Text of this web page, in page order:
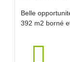
Belle
392 m2 borné